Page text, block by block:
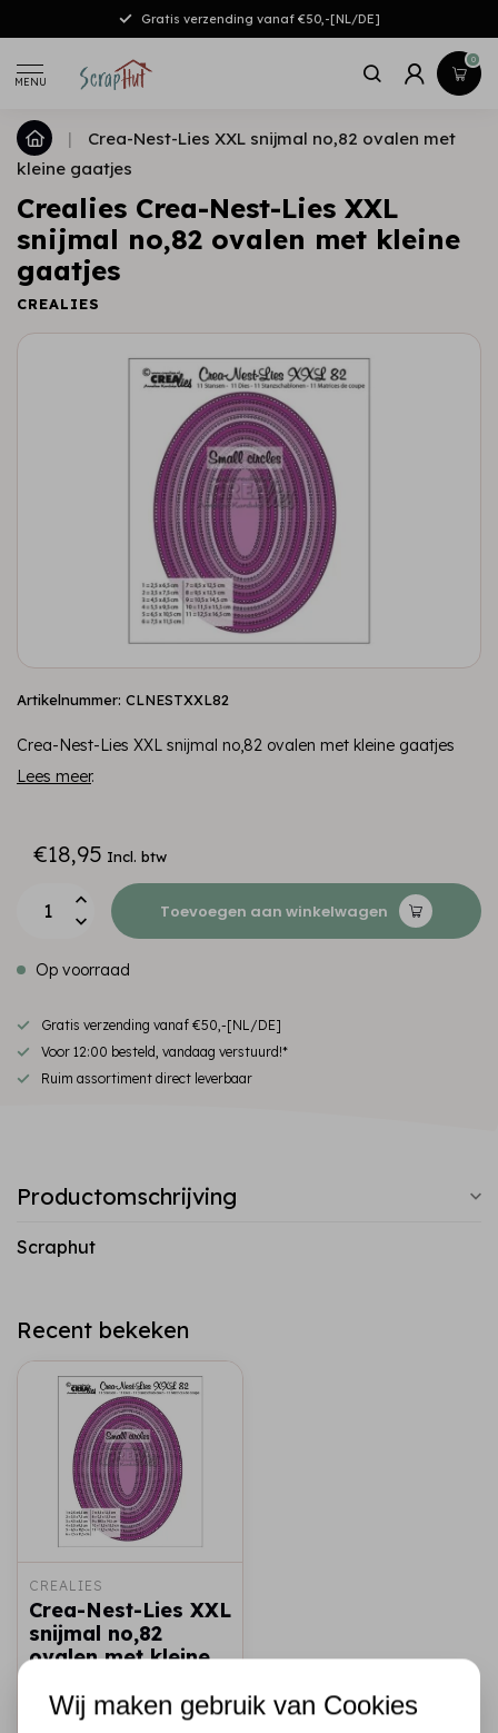
Gratis verzending vanaf €50,-[NL/DE]
MENU
0
|
Crea-Nest-Lies XXL snijmal no,82 ovalen met
kleine gaatjes
Crealies Crea-Nest-Lies XXL
snijmal no,82 ovalen met kleine
gaatjes
CREALIES
Artikelnummer: CLNESTXXL82
Crea-Nest-Lies XXL snijmal no,82 ovalen met kleine gaatjes
Lees meer.
€18,95 Incl. btw
Toevoegen aan winkelwagen
Op voorraad
Gratis verzending vanaf €50,-[NL/DE]
Voor 12:00 besteld, vandaag verstuurd!*
Ruim assortiment direct leverbaar
Productomschrijving
Scraphut
Recent bekeken
CREALIES
Crea-Nest-Lies XXL
snijmal no,82
ovalen met kleine
€18,95 Op voorraad
Wij maken gebruik van Cookies